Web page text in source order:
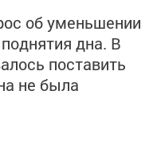
об уменьшении
дна. В
поставить
не была